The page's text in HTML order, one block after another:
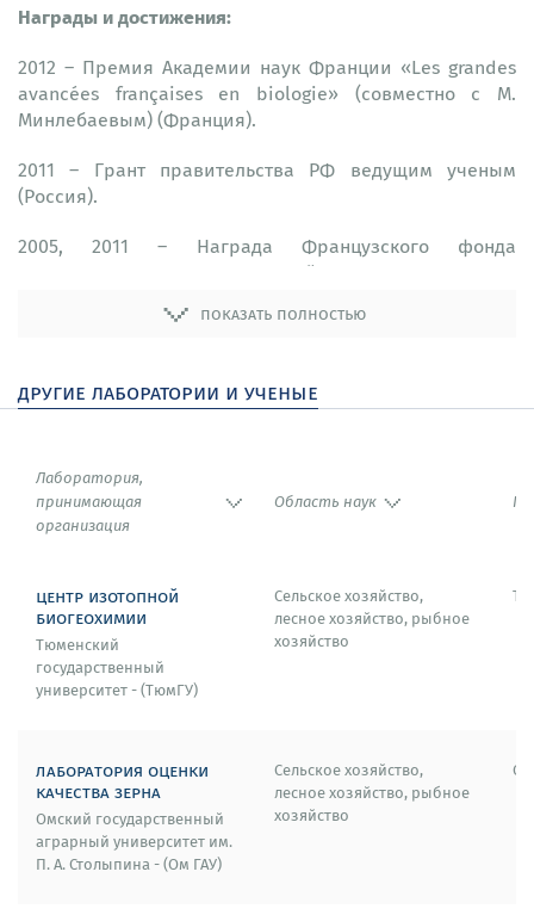
Награды идостижения:
2012 – Премия Академии наук Франции «Les grandes
avancées françaises en biologie» (совместно с М.
Минлебаевым) (Франция).
2011 – Грант правительства РФ ведущим ученым
(Россия).
2005, 2011 – Награда Французского фонда
медицинских исследований для научно-
Program (HFSP) (Франция).
образования Франции (Франция).
1992 – Докторский грант Фонда медицинских
показать полностью
другие лаборатории и ученые
Лаборатория,
принимающая
организация
Область наук
центр изотопной
биогеохимии
Тюменский
государственный
университет - (ТюмГУ)
Сельское хозяйство,
лесное хозяйство, рыбное
хозяйство
лаборатория оценки
качества зерна
Омский государственный
аграрный университет им.
П. А. Столыпина - (Ом ГАУ)
Сельское хозяйство,
лесное хозяйство, рыбное
хозяйство